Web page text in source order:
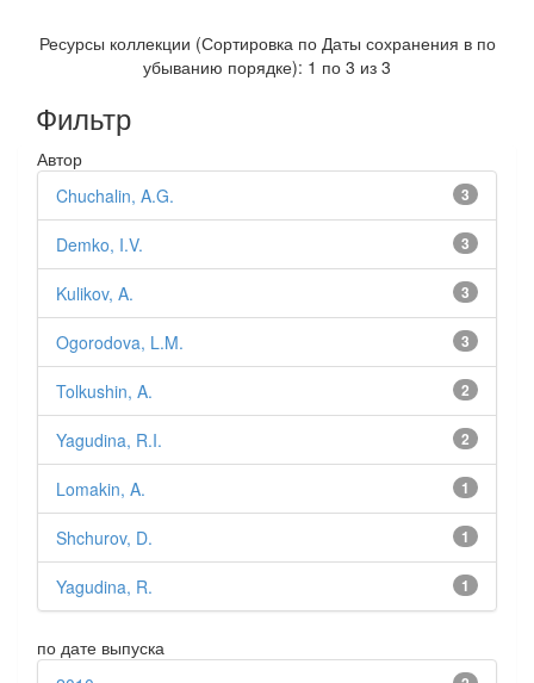
Ресурсы коллекции (Сортировка по Даты сохранения в по
убыванию порядке): 1 по 3 из 3
Фильтр
Автор
3
Chuchalin, A.G.
3
Demko, I.V.
3
Kulikov, A.
3
Ogorodova, L.M.
2
Tolkushin, A.
2
Yagudina, R.I.
1
Lomakin, A.
1
Shchurov, D.
1
Yagudina, R.
по дате выпуска